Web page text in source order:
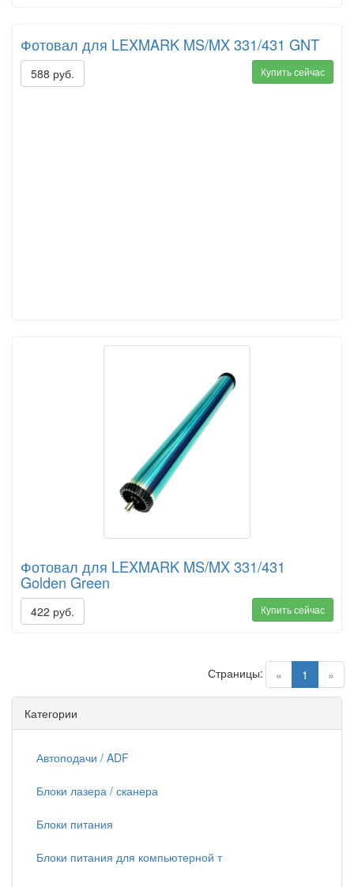
Фотовал для LEXMARK MS/MX 331/431 GNT
588 руб. Купить сейчас
Фотовал для LEXMARK MS/MX 331/431
Golden Green
422 руб. Купить сейчас
« 1 (current)
»
Страницы:
Категории
Автоподачи / ADF
Блоки лазера / сканера
Блоки питания
Блоки питания для компьютерной т